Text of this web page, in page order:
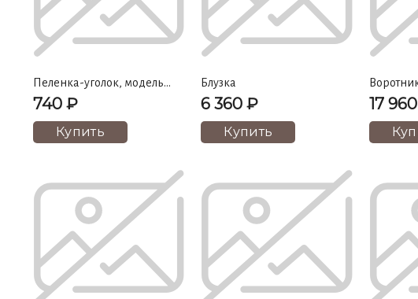
Пеленка-уголок, модель
183-17
740 ₽
Купить
Блузка
6 360 ₽
Купить
17